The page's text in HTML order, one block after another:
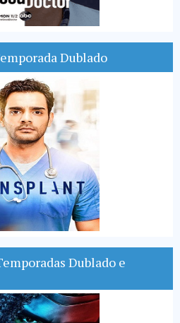
Dublado
Dublado e